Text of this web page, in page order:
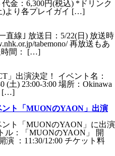
金：6,300円(税込) *ドリンク
)より各プレイガイ […]
線｣ 放送日：5/22(日) 放送時
tabemono/ 再放送もあ
時間： […]
」出演決定！ イベント名：
(土) 23:00-3:00 場所：Okinawa
[…]
ト「MUONのYAON」出演
ト「MUONのYAON」に出演
ル：「MUONのYAON」 開
演 ：11:30/12:00 チケット料